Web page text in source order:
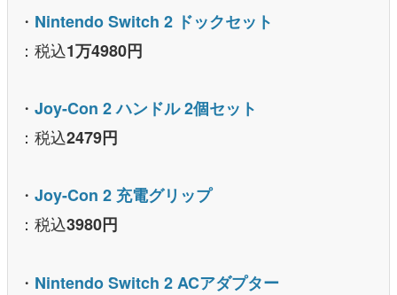
・ Nintendo Switch 2 ドックセット
：税込1万4980円
・ Joy-Con 2 ハンドル 2個セット
：税込2479円
・ Joy-Con 2 充電グリップ
：税込3980円
・ Nintendo Switch 2 ACアダプター